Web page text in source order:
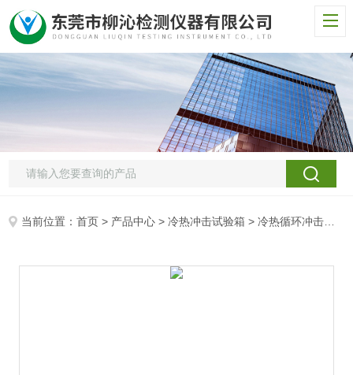
当前位置：首页 > 产品中心 >冷热冲击试验箱 >冷热循环冲击试验机